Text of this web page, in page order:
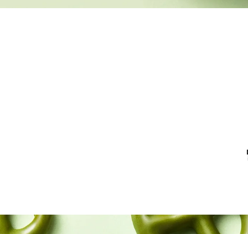
오설록 말차 프레첼, MATCHA PRETZEL
짭짤한 프레첼에 달콤 쌉싸름한 말차가 입혀진 단짠단짠 매력의 티푸드